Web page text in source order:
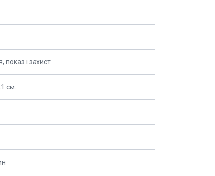
показ і захист
см.